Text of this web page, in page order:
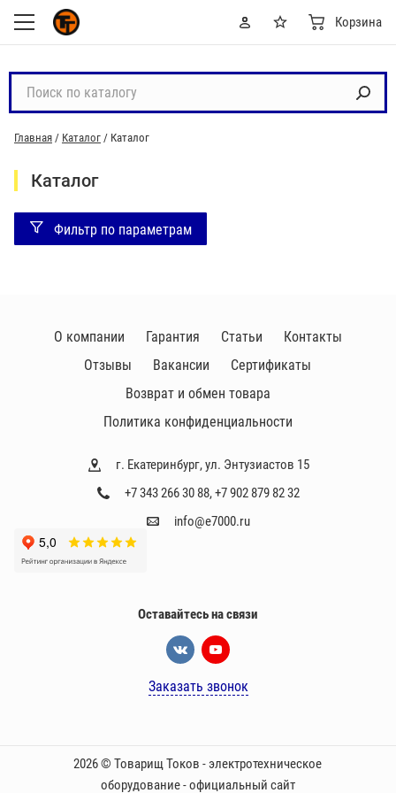
Корзина
с
к
п
о
Главная / Каталог / Каталог
Каталог
Фильтр по параметрам
г. Екатеринбург, ул. Энтузиастов 15
+7 343 266 30 88,+7 902 879 82 32
info@e7000.ru
О компании Гарантия Статьи
Контакты
Отзывы
Вакансии
Сертификаты
Возврат и обмен товара
Политика конфиденциальности
Оставайтесь на связи
Заказать звонок
2026 © Товарищ Токов - электротехническое
оборудование - официальный сайт